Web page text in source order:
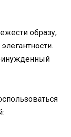
образу,